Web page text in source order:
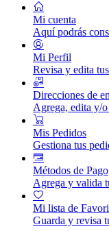
Mi cuenta
Aquí podrás
Mi Perfil
Revisa y edita
Direcciones de
Agrega, edita y/
Mis Pedidos
Gestiona tus
Métodos de Pago
Agrega y valida
Mi lista de
Guarda y revisa